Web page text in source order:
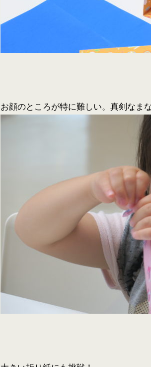
お顔のところが特に難しい。真剣なま